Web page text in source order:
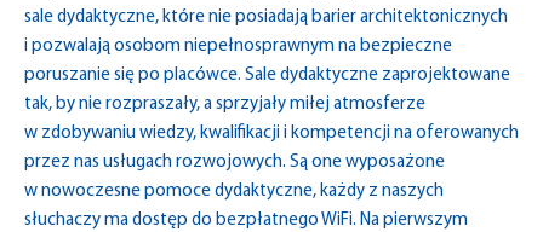
sale dydaktyczne, które nie posiadają barier architektonicznych
i pozwalają osobom niepełnosprawnym na bezpieczne
poruszanie się po placówce. Sale dydaktyczne zaprojektowane
tak, by nie rozpraszały, a sprzyjały miłej atmosferze
w zdobywaniu wiedzy, kwalifikacji i kompetencji na oferowanych
przez nas usługach rozwojowych. Są one wyposażone
w nowoczesne pomoce dydaktyczne, każdy z naszych
słuchaczy ma dostęp do bezpłatnego WiFi. Na pierwszym